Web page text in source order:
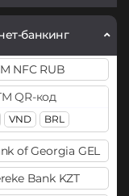
(MANA)
(DOGE)
(DOT)
EUR
EUR
банкинг
NFC RUB
QR-код
VND BRL
of Georgia GEL
Bank KZT